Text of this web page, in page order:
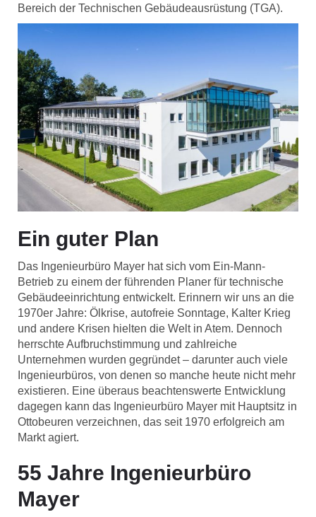
Bereich der Technischen Gebäudeausrüstung (TGA).
Ein guter Plan
Das Ingenieurbüro Mayer hat sich vom Ein-Mann-
Betrieb zu einem der führenden Planer für technische
Gebäudeeinrichtung entwickelt. Erinnern wir uns an die
1970er Jahre: Ölkrise, autofreie Sonntage, Kalter Krieg
und andere Krisen hielten die Welt in Atem. Dennoch
herrschte Aufbruchstimmung und zahlreiche
Unternehmen wurden gegründet – darunter auch viele
Ingenieurbüros, von denen so manche heute nicht mehr
existieren. Eine überaus beachtenswerte Entwicklung
dagegen kann das Ingenieurbüro Mayer mit Hauptsitz in
Ottobeuren verzeichnen, das seit 1970 erfolgreich am
Markt agiert.
55 Jahre Ingenieurbüro
Mayer